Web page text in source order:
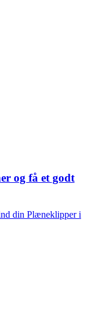
og få et godt
din Plæneklipper i